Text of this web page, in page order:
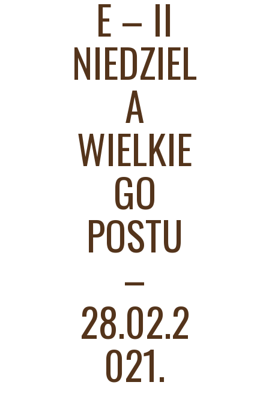
E – II
NIEDZIEL
A
WIELKIE
GO
POSTU
–
28.02.2
021.